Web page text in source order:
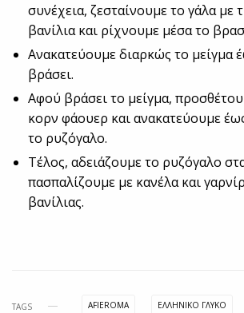
συνέχεια, ζεσταίνουμε το γάλα με
βανίλια και ρίχνουμε μέσα το
Ανακατεύουμε διαρκώς το μείγμα
βράσει.
Αφού βράσει το μείγμα,
κορν φάουερ και ανακατεύουμε
το ρυζόγαλο.
Τέλος, αδειάζουμε το ρυζόγαλο
πασπαλίζουμε με κανέλα και
βανίλιας.
TAGS AFIEROMA ΕΛΛΗΝΙΚΌ ΓΛΥΚΌ